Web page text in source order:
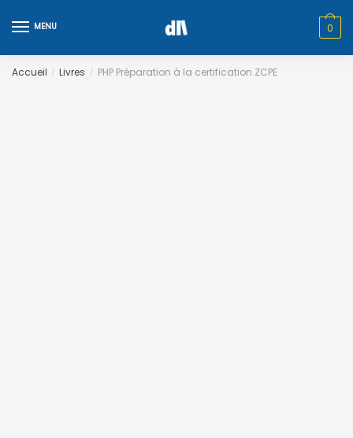
to
to
MENU 0
Accueil / Livres / PHP Préparation à la certification ZCPE